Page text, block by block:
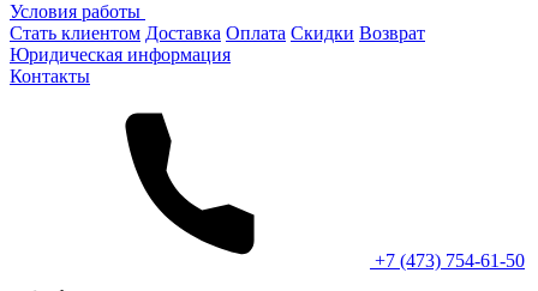
Условия работы
Стать клиентом Доставка Оплата Скидки Возврат
Юридическая информация
Контакты
+7 (473) 754-61-50